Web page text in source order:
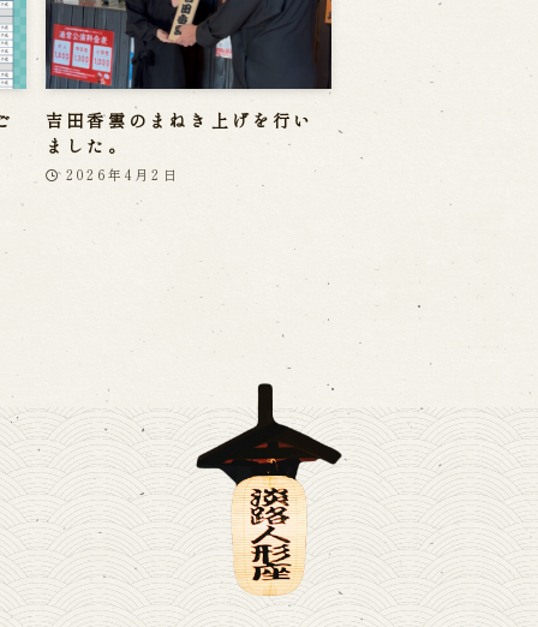
吉田香雲のまねき上げを行い
ました。
2026年4月2日